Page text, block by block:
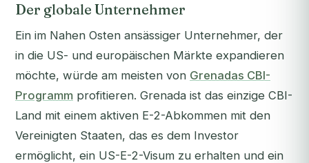
Der globale Unternehmer
Ein im Nahen Osten ansässiger Unternehmer, der
in die US- und europäischen Märkte expandieren
möchte, würde am meisten von Grenadas CBI-
Programm profitieren. Grenada ist das einzige CBI-
Land mit einem aktiven E-2-Abkommen mit den
Vereinigten Staaten, das es dem Investor
ermöglicht, ein US-E-2-Visum zu erhalten und ein